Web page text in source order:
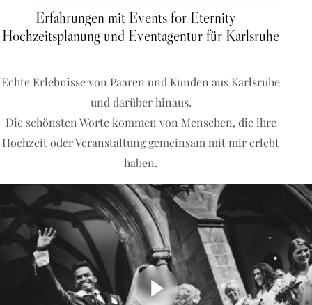
Erfahrungen mit Events for Eternity –
Hochzeitsplanung und Eventagentur für Karlsruhe
Echte Erlebnisse von Paaren und Kunden aus Karlsruhe
und darüber hinaus.
Die schönsten Worte kommen von Menschen, die ihre
Hochzeit oder Veranstaltung gemeinsam mit mir erlebt
haben.